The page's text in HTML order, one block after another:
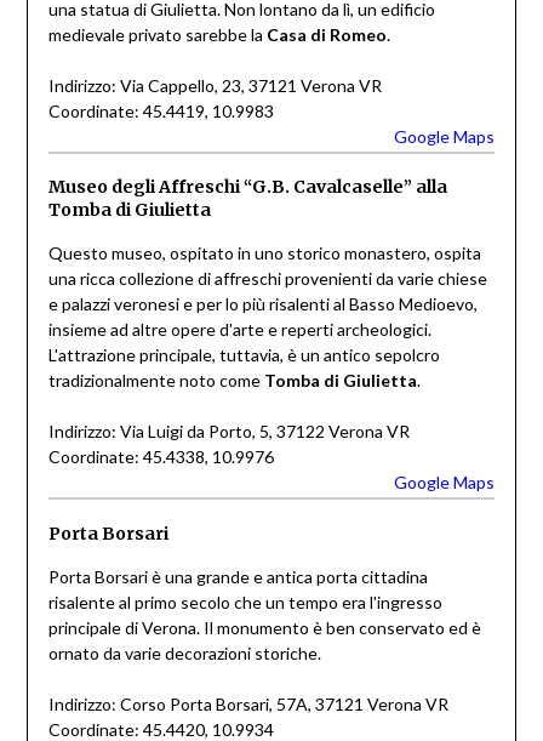
una statua di Giulietta. Non lontano da lì, un edificio
medievale privato sarebbe la Casa di Romeo.
Indirizzo: Via Cappello, 23, 37121 Verona VR
Coordinate: 45.4419, 10.9983
Google Maps
Museo degli Affreschi “G.B. Cavalcaselle” alla
Tomba di Giulietta
Questo museo, ospitato in uno storico monastero, ospita
una ricca collezione di affreschi provenienti da varie chiese
e palazzi veronesi e per lo più risalenti al Basso Medioevo,
insieme ad altre opere d'arte e reperti archeologici.
L'attrazione principale, tuttavia, è un antico sepolcro
tradizionalmente noto come Tomba di Giulietta.
Indirizzo: Via Luigi da Porto, 5, 37122 Verona VR
Coordinate: 45.4338, 10.9976
Google Maps
Porta Borsari
Porta Borsari è una grande e antica porta cittadina
risalente al primo secolo che un tempo era l'ingresso
principale di Verona. Il monumento è ben conservato ed è
ornato da varie decorazioni storiche.
Indirizzo: Corso Porta Borsari, 57A, 37121 Verona VR
Coordinate: 45.4420, 10.9934